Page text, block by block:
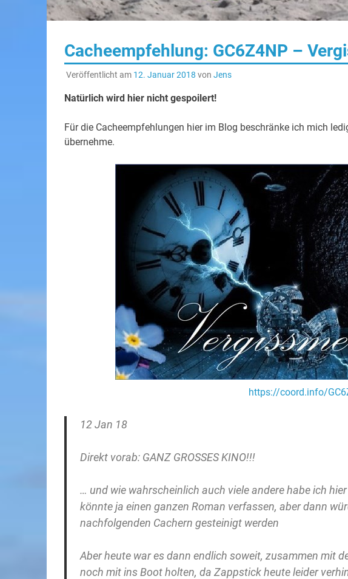
Cacheempfehlung: GC6Z4NP –
Veröffentlicht am 12. Januar 2018 von Jens
Natürlich wird hier nicht gespoilert!
Für die Cacheempfehlungen hier im Blog beschränke ich mich
übernehme.
https://coord.info/
12 Jan 18
Direkt vorab: GANZ GROSSES KINO!!!
… und wie wahrscheinlich auch viele andere habe ich
könnte ja einen ganzen Roman verfassen, aber dann
nachfolgenden Cachern gesteinigt werden
Aber heute war es dann endlich soweit, zusammen mit
noch mit ins Boot holten, da Zappstick heute leider